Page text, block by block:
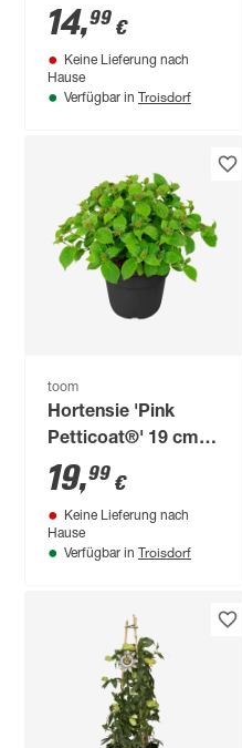
14,99 €
Keine Lieferung nach
Hause
Verfügbar in Troisdorf
toom
Hortensie 'Pink
Petticoat®' 19 cm
Topf
19,99 €
Keine Lieferung nach
Hause
Verfügbar in Troisdorf